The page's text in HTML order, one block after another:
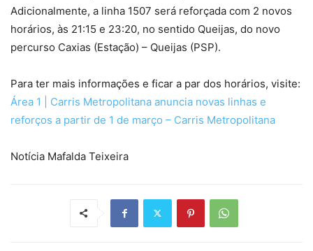
Adicionalmente, a linha 1507 será reforçada com 2 novos
horários, às 21:15 e 23:20, no sentido Queijas, do novo
percurso Caxias (Estação) – Queijas (PSP).
Para ter mais informações e ficar a par dos horários, visite:
Área 1 | Carris Metropolitana anuncia novas linhas e
reforços a partir de 1 de março – Carris Metropolitana
Notícia Mafalda Teixeira